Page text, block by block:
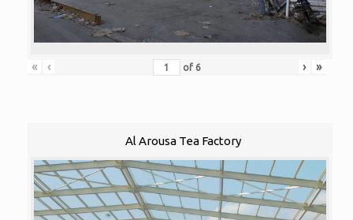
« ‹ of 6 › »
Al Arousa Tea Factory